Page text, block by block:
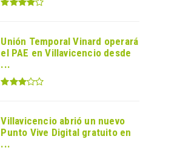
Unión Temporal Vinard operará
el PAE en Villavicencio desde
...
Villavicencio abrió un nuevo
Punto Vive Digital gratuito en
...